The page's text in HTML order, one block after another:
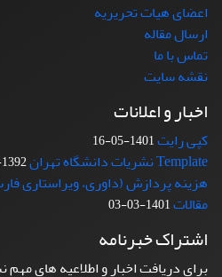
اعضای هیات تحریریه
ارسال مقاله
تماس با ما
نقشه سایت
اخبار و اعلانات
کپی رایت1401-05-16
Template نشریات دانشگاه تهران 1392-04-23
هزینه پردازش (داوری، ویراستاری
مقالات1401-03-03
اشتراک خبرنامه
برای دریافت اخبار و اطلاعیه های